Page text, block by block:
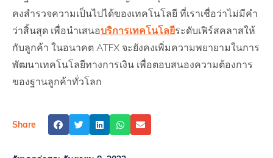
คงสำรวจความเป็นไปได้ของเทคโนโลยี ที่เราเชื่อว่าไม่มีคำ
ว่าสิ้นสุด เพื่อนำเสนอบริการเทคโนโลยีระดับเฟิร์สคลาสให้
กับลูกค้า ในอนาคต ATFX จะยังคงเพิ่มความพยายามในการ
พัฒนาเทคโนโลยีทางการเงิน เพื่อตอบสนองความต้องการ
ของฐานลูกค้าทั่วโลก
Share